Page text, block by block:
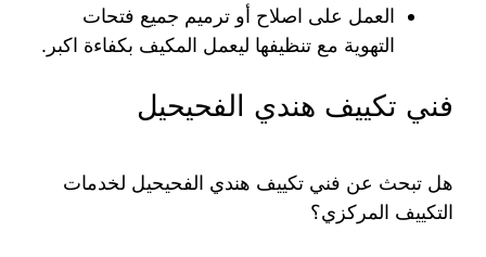
العمل على اصلاح أو ترميم جميع فتحات
التهوية مع تنظيفها ليعمل المكيف بكفاءة اكبر.
فني تكييف هندي الفحيحيل
هل تبحث عن فني تكييف هندي الفحيحيل لخدمات
التكييف المركزي؟